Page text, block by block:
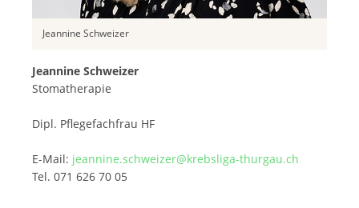
Jeannine Schweizer
Jeannine Schweizer
Stomatherapie
Dipl. Pflegefachfrau HF
E-Mail: jeannine.schweizer@krebsliga-thurgau.ch
Tel. 071 626 70 05